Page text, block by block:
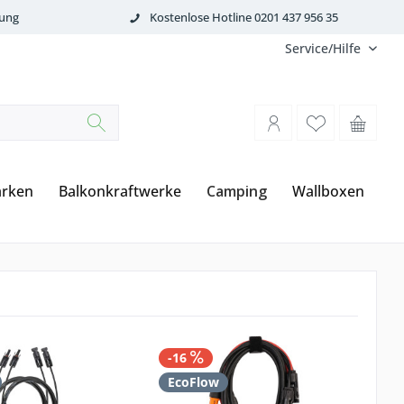
Kostenlose Hotline 0201 437 956 35
Service/Hilfe
Balkonkraftwerke Camping Wallboxen
-16
EcoFlow